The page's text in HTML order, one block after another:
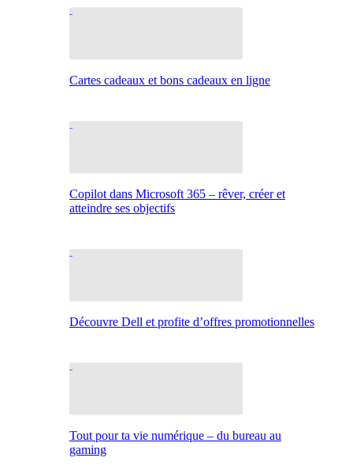
Cartes cadeaux et bons cadeaux en ligne
Copilot dans Microsoft 365 – rêver, créer et
atteindre ses objectifs
Découvre Dell et profite d’offres promotionnelles
Tout pour ta vie numérique – du bureau au
gaming